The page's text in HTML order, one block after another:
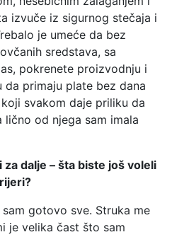
izvuče iz sigurnog stečaja i
je umeće da bez
sredstava, sa
pokrenete proizvodnju i
primaju plate bez dana
svakom daje priliku da
lično od njega sam imala
za dalje – šta biste još voleli
gotovo sve. Struka me
je velika čast što sam